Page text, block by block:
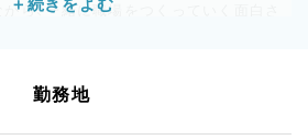
ら、一緒に職場をつくっていく面白さ
ていこうと思えることを大切にしてい
「ここで頑張りたい」という気持ちを持
。
勤務地